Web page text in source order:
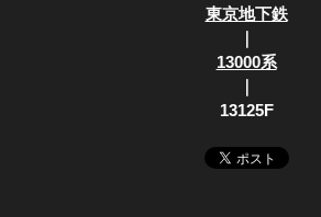
東京地下鉄
｜
13000系
｜
13125F